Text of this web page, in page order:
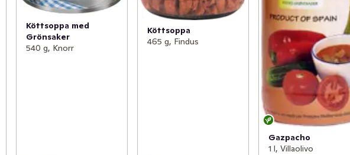
Köttsoppa med
Grönsaker
540 g, Knorr
Köttsoppa
465 g, Findus
Gazpacho
1 l, Villaolivo